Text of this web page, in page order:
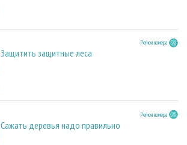
Регион номера
Защитить защитные леса
Регион номера
Сажать деревья надо правильно